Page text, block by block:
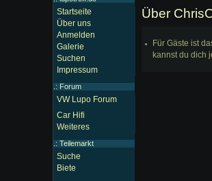
Über
Für Gäste ist
kannst du dich
Startseite
Über uns
Anmelden
Galerie
Suchen
Impressum
.: Forum
VW Lupo Forum
Car Hifi
Weiteres
.: Teilemarkt
Suche
Biete